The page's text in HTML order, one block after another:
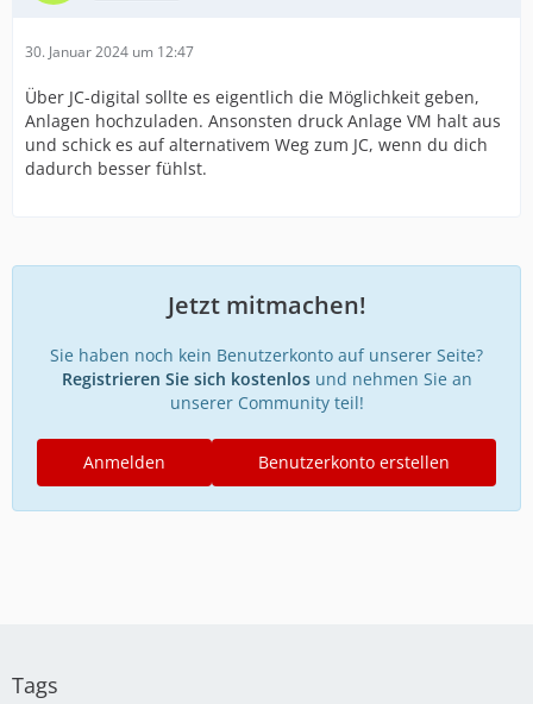
30. Januar 2024 um 12:47
Über JC-digital sollte es eigentlich die Möglichkeit geben,
Anlagen hochzuladen. Ansonsten druck Anlage VM halt aus
und schick es auf alternativem Weg zum JC, wenn du dich
dadurch besser fühlst.
Jetzt mitmachen!
Sie haben noch kein Benutzerkonto auf unserer Seite?
Registrieren Sie sich kostenlosund nehmen Sie an
unserer Community teil!
Benutzerkonto erstellen
Anmelden
Tags